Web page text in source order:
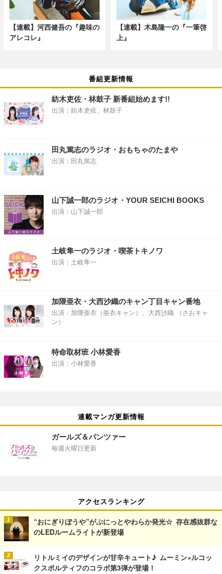
【連載】河西健吾の『趣味の
アレコレ』
【連載】木島隆一の『一筆啓
上』
番組更新情報
紡木吏佐・林鼓子 新番組始めます!!
出演：紡木吏佐、林鼓子
田丸篤志のラジオ・おもちゃのたまや
出演：田丸篤志
山下誠一郎のラジオ・YOUR SEICHI BOOKS
出演：山下誠一郎
土岐隼一のラジオ・喫茶トキノワ
出演：土岐隼一
加隈亜衣・大西沙織のキャン丁目キャン番地
出演：加隈亜衣（亜衣キャン）、大西沙織 （さおキャ
ン）
特命取材班 小林愛香
出演：小林愛香
連載マンガ更新情報
ガールズ＆パンツァー
毎週火曜日更新
アクセスランキング
“おにぎりぼうや”がぷにっとやわらか発光☆ 存在感抜群な
のLEDルームライトが新登場
リトルミイのデザインが甘辛キュート♪ ムーミン×ルコッ
クスポルティフのコラボ第3弾が登場！